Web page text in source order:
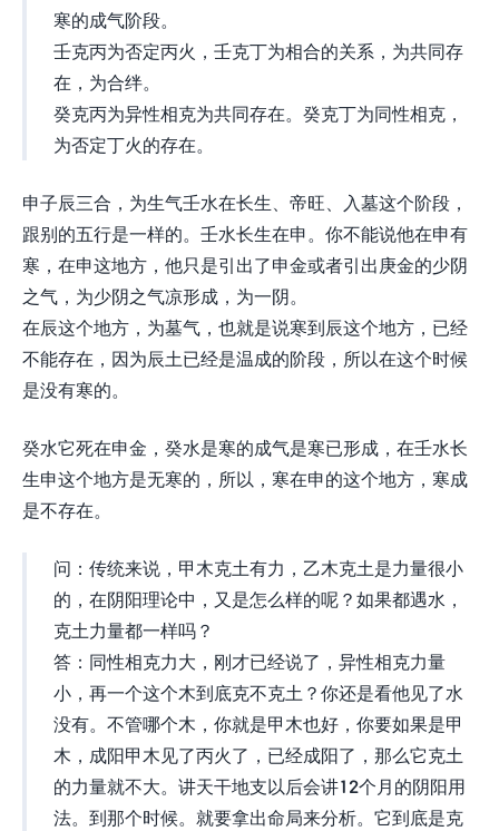
寒的成气阶段。
壬克丙为否定丙火，壬克丁为相合的关系，为共同存
在，为合绊。
癸克丙为异性相克为共同存在。癸克丁为同性相克，
为否定丁火的存在。
申子辰三合，为生气壬水在长生、帝旺、入墓这个阶段，
跟别的五行是一样的。壬水长生在申。你不能说他在申有
寒，在申这地方，他只是引出了申金或者引出庚金的少阴
之气，为少阴之气凉形成，为一阴。
在辰这个地方，为墓气，也就是说寒到辰这个地方，已经
不能存在，因为辰土已经是温成的阶段，所以在这个时候
是没有寒的。
癸水它死在申金，癸水是寒的成气是寒已形成，在壬水长
生申这个地方是无寒的，所以，寒在申的这个地方，寒成
是不存在。
问：传统来说，甲木克土有力，乙木克土是力量很小
的，在阴阳理论中，又是怎么样的呢？如果都遇水，
克土力量都一样吗？
答：同性相克力大，刚才已经说了，异性相克力量
小，再一个这个木到底克不克土？你还是看他见了水
没有。不管哪个木，你就是甲木也好，你要如果是甲
木，成阳甲木见了丙火了，已经成阳了，那么它克土
的力量就不大。讲天干地支以后会讲12个月的阴阳用
法。到那个时候。就要拿出命局来分析。它到底是克